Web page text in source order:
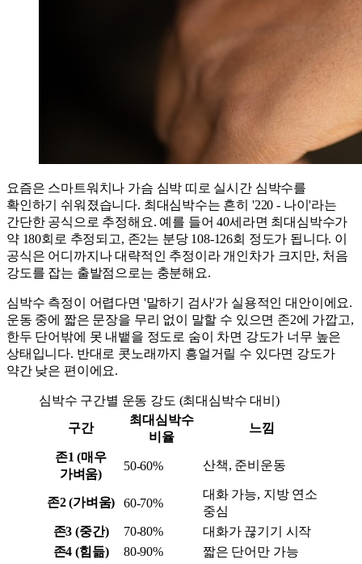
요즘은 스마트워치나 가슴 심박 띠로 실시간 심박수를
확인하기 쉬워졌습니다. 최대심박수는 흔히 '220 - 나이'라는
간단한 공식으로 추정해요. 예를 들어 40세라면 최대심박수가
약 180회로 추정되고, 존2는 분당 108-126회 정도가 됩니다. 이
공식은 어디까지나 대략적인 추정이라 개인차가 크지만, 처음
강도를 잡는 출발점으로는 충분해요.
심박수 측정이 어렵다면 '말하기 검사'가 실용적인 대안이에요.
운동 중에 짧은 문장을 무리 없이 말할 수 있으면 존2에 가깝고,
한두 단어밖에 못 내뱉을 정도로 숨이 차면 강도가 너무 높은
상태입니다. 반대로 콧노래까지 흥얼거릴 수 있다면 강도가
약간 낮은 편이에요.
심박수 구간별 운동 강도 (최대심박수 대비)
구간
최대심박수
비율
느낌
존1 (매우
가벼움)
50-60% 산책, 준비운동
존2 (가벼움) 60-70%
대화 가능, 지방 연소
중심
존3 (중간)
70-80%
대화가 끊기기 시작
존4 (힘듦)
80-90%
짧은 단어만 가능